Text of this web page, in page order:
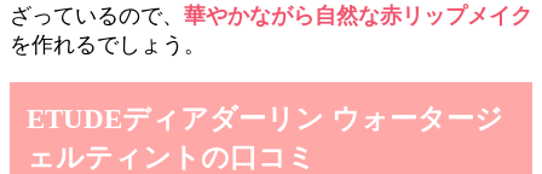
ざっているので、 華やかながら自然な赤リップメイク
を作れるでしょう。
ETUDEディアダーリン ウォータージ
ェルティントの口コミ